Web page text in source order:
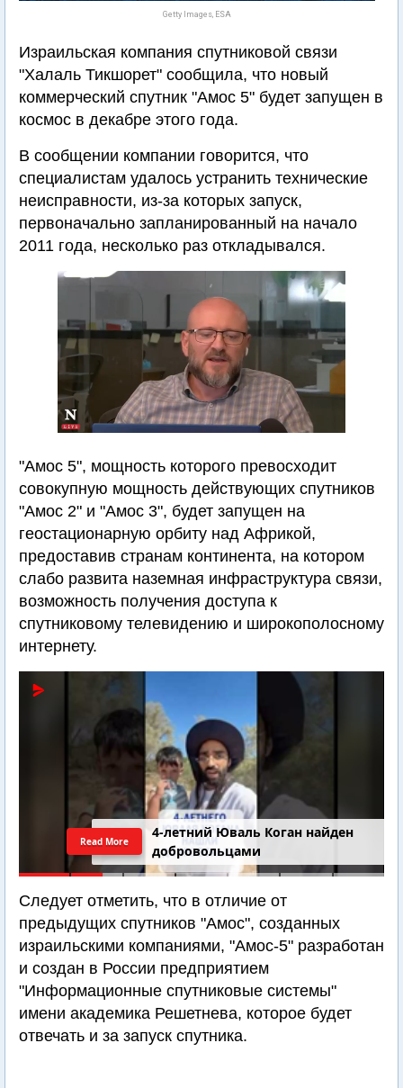
Getty Images, ESA
Израильская компания спутниковой связи
"Халаль Тикшорет" сообщила, что новый
коммерческий спутник "Амос 5" будет запущен в
космос в декабре этого года.
В сообщении компании говорится, что
специалистам удалось устранить технические
неисправности, из-за которых запуск,
первоначально запланированный на начало
2011 года, несколько раз откладывался.
"Амос 5", мощность которого превосходит
совокупную мощность действующих спутников
"Амос 2" и "Амос 3", будет запущен на
геостационарную орбиту над Африкой,
предоставив странам континента, на котором
слабо развита наземная инфраструктура связи,
возможность получения доступа к
спутниковому телевидению и широкополосному
интернету.
4-летний Юваль Коган найден
добровольцами
Read More
Следует отметить, что в отличие от
предыдущих спутников "Амос", созданных
израильскими компаниями, "Амос-5" разработан
и создан в России предприятием
"Информационные спутниковые системы"
имени академика Решетнева, которое будет
отвечать и за запуск спутника.